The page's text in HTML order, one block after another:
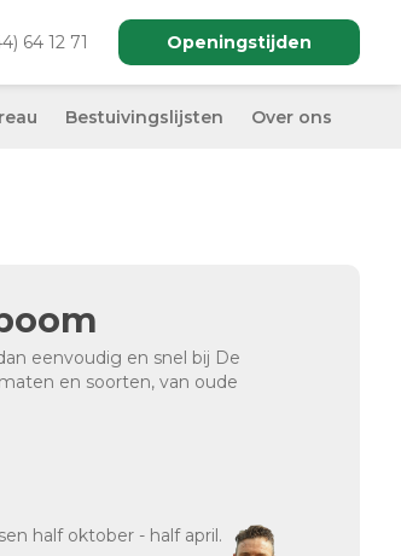
64 12 71 Openingstijden
Bestuivingslijsten Over ons
eenvoudig en snel bij De
en soorten, van oude
half oktober - half april.